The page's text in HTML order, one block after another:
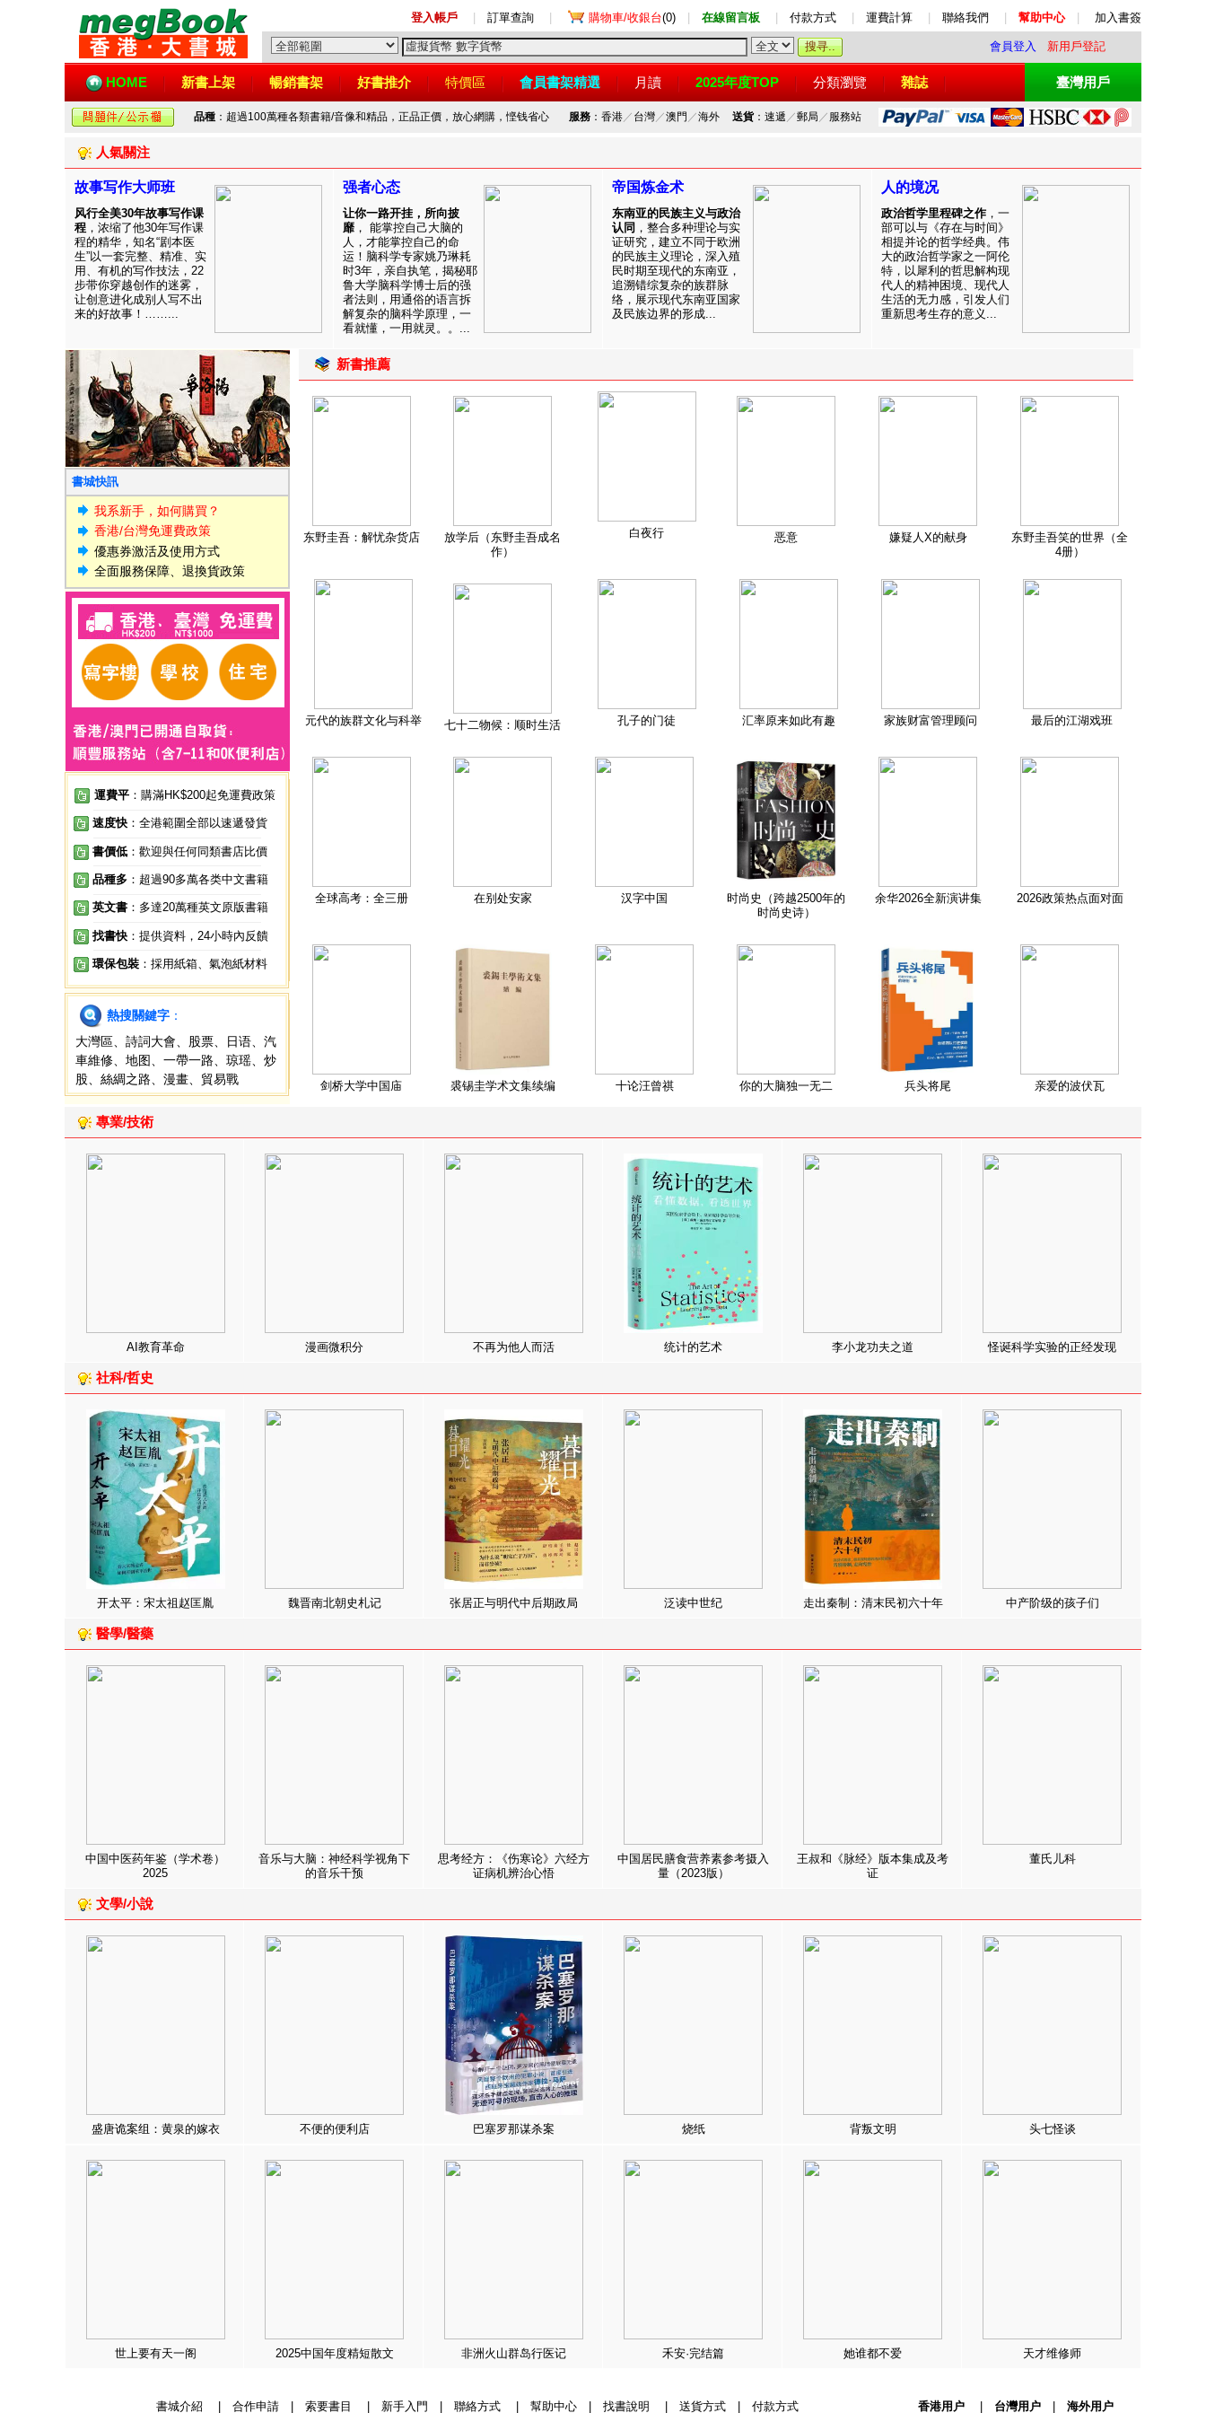
登入帳戶 訂單查詢 購物車/收銀台(0) 在線留言板 付款方式 運費計算 聯絡我們 幫助中心 加入書簽
會員登入 新用戶登記
HOME 新書上架 暢銷書架 好書推介 特價區 會員書架精選 月讀 2025年度TOP 分類瀏覽 雜誌 臺灣用戶
品種 ：超過100萬種各類書籍/音像和精品，正品正價，放心網購，悭钱省心 服務：香港／ 台灣／澳門 ／海外 送貨：速遞 ／郵局 ／ 服務站
人氣關注
故事写作大师班
风行全美30年故事写作课
程 ，浓缩了他30年写作课
程的精华，知名“剧本医
生”以一套完整、精准、实
用、有机的写作技法，22
步带你穿越创作的迷雾，
让创意进化成别人写不出
来的好故事！……...
强者心态
让你一路开挂，所向披
靡 ， 能掌控自己大脑的
人，才能掌控自己的命
运！脑科学专家姚乃琳耗
时3年，亲自执笔，揭秘耶
鲁大学脑科学博士后的强
者法则，用通俗的语言拆
解复杂的脑科学原理，一
看就懂，一用就灵。。...
帝国炼金术
东南亚的民族主义与政治
认同 ，整合多种理论与实
证研究，建立不同于欧洲
的民族主义理论，深入殖
民时期至现代的东南亚，
追溯错综复杂的族群脉
络，展示现代东南亚国家
及民族边界的形成...
人的境况
政治哲学里程碑之作 ，一
部可以与《存在与时间》
相提并论的哲学经典。伟
大的政治哲学家之一阿伦
特，以犀利的哲思解构现
代人的精神困境、现代人
生活的无力感，引发人们
重新思考生存的意义...
書城快訊
我系新手，如何購買？
香港/台灣免運費政策
優惠券激活及使用方式
全面服務保障、退換貨政策
運費平 ：購滿HK$200起免運費政策
速度快 ：全港範圍全部以速遞發貨
書價低 ：歡迎與任何同類書店比價
品種多 ：超過90多萬各类中文書籍
英文書 ：多達20萬種英文原版書籍
找書快 ：提供資料，24小時內反饋
環保包裝 ：採用紙箱、氣泡紙材料
熱搜關鍵字 ：
大灣區
詩詞大會 股票 日语
汽
車維修
地图 一帶一路 琼瑶
炒
股
絲綢之路 漫畫 貿易戰
新書推薦
东野圭吾：解忧杂货店
放学后（东野圭吾成名
作）
白夜行 恶意 嫌疑人X的献身
东野圭吾笑的世界（全
4册）
元代的族群文化与科举 七十二物候：顺时生活 孔子的门徒 汇率原来如此有趣 家族财富管理顾问 最后的江湖戏班
全球高考：全三册 在别处安家 汉字中国
时尚史（跨越2500年的
时尚史诗）
余华2026全新演讲集 2026政策热点面对面
剑桥大学中国庙 裘锡圭学术文集续编 十论汪曾祺 你的大脑独一无二 兵头将尾 亲爱的波伏瓦
專業/技術
AI教育革命 漫画微积分 不再为他人而活 统计的艺术 李小龙功夫之道 怪诞科学实验的正经发现
社科/哲史
开太平：宋太祖赵匡胤 魏晋南北朝史札记 张居正与明代中后期政局 泛读中世纪 走出秦制：清末民初六十年 中产阶级的孩子们
醫學/醫藥
中国中医药年鉴（学术卷）
2025
音乐与大脑：神经科学视角下
的音乐干预
思考经方：《伤寒论》六经方
证病机辨治心悟
中国居民膳食营养素参考摄入
量（2023版）
王叔和《脉经》版本集成及考
证
董氏儿科
文學/小說
盛唐诡案组：黄泉的嫁衣 不便的便利店 巴塞罗那谋杀案 烧纸 背叛文明 头七怪谈
世上要有天一阁 2025中国年度精短散文 非洲火山群岛行医记 禾安·完结篇 她谁都不爱 天才维修师
書城介紹 合作申請| 索要書目 新手入門 聯絡方式| 幫助中心| 找書說明 送貨方式| 付款方式 香港用户| 台灣用户| 海外用户